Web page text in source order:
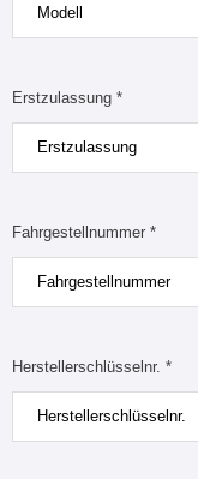
Erstzulassung *
Fahrgestellnummer *
Herstellerschlüsselnr. *